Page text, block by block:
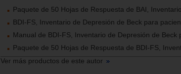
Paquete de 50 Hojas de Respuesta de BAI,
BDI-FS, Inventario de Depresión de Beck para
Manual de BDI-FS, Inventario de Depresión de Beck
Paquete de 50 Hojas de Respuesta de BDI-FS,
Ver más productos de este autor